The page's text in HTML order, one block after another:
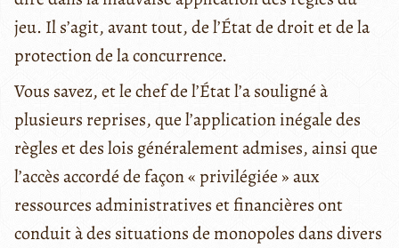
jeu. Il s’agit, avant tout, de l’État de droit et de la
protection de la concurrence.
Vous savez, et le chef de l’État l’a souligné à
plusieurs reprises, que l’application inégale des
règles et des lois généralement admises, ainsi que
l’accès accordé de façon « privilégiée » aux
ressources administratives et financières ont
conduit à des situations de monopoles dans divers